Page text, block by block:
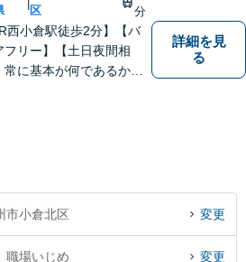
ださい。
|
区
分
西小倉駅徒歩2分】【バ
フリー】【土日夜間相
常に基本が何であるかを
詳細を見
る
市小倉北区 変更
職場いじめ 変更